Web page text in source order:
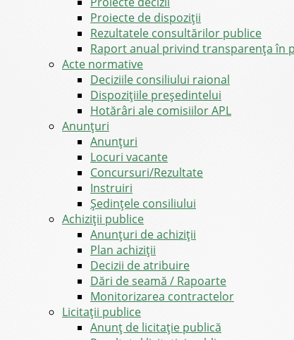
Proiecte de dispoziții
Rezultatele consultărilor publice
Raport anual privind transparenţa în
Acte normative
Deciziile consiliului raional
Dispozițiile președintelui
Hotărâri ale comisiilor APL
Anunţuri
Anunţuri
Locuri vacante
Concursuri/Rezultate
Instruiri
Şedinţele consiliului
Achiziții publice
Anunțuri de achiziții
Plan achiziții
Decizii de atribuire
Dări de seamă / Rapoarte
Monitorizarea contractelor
Licitații publice
Anunț de licitație publică